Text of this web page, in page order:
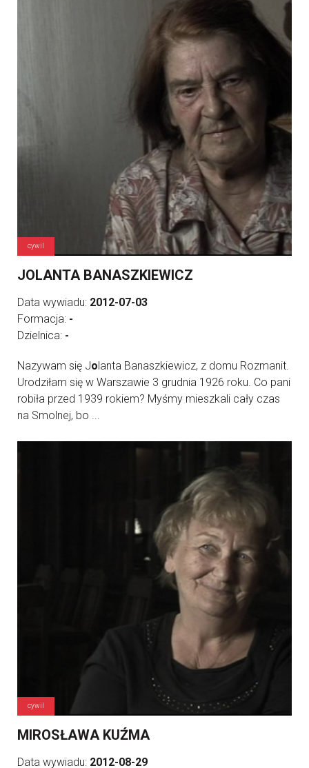
cywil
JOLANTA BANASZKIEWICZ
Data wywiadu: 2012-07-03
Formacja: -
Dzielnica: -
Nazywam się Jolanta Banaszkiewicz, z domu Rozmanit.
Urodziłam się w Warszawie 3 grudnia 1926 roku. Co pani
robiła przed 1939 rokiem? Myśmy mieszkali cały czas
na Smolnej, bo ...
cywil
MIROSŁAWA KUŹMA
Data wywiadu: 2012-08-29